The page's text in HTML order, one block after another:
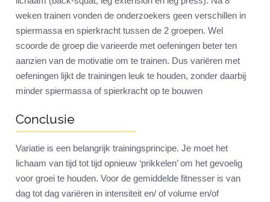
weken trainen vonden de onderzoekers geen verschillen in
spiermassa en spierkracht tussen de 2 groepen. Wel
scoorde de groep die varieerde met oefeningen beter ten
aanzien van de motivatie om te trainen. Dus variëren met
oefeningen lijkt de trainingen leuk te houden, zonder daarbij
minder spiermassa of spierkracht op te bouwen
Conclusie
Variatie is een belangrijk trainingsprincipe. Je moet het
lichaam van tijd tot tijd opnieuw ‘prikkelen’ om het gevoelig
voor groei te houden. Voor de gemiddelde fitnesser is van
dag tot dag variëren in intensiteit en/ of volume en/of